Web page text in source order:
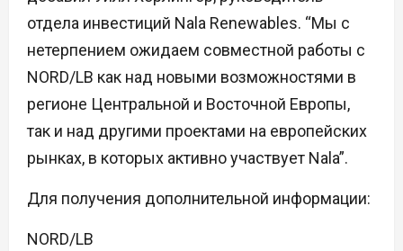
отдела инвестиций Nala Renewables. “Мы с
нетерпением ожидаем совместной работы с
NORD/LB как над новыми возможностями в
регионе Центральной и Восточной Европы,
так и над другими проектами на европейских
рынках, в которых активно участвует Nala”.
Для получения дополнительной информации:
NORD/LB